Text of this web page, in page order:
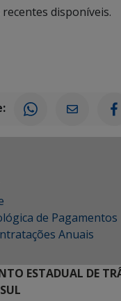
disponíveis.
de Pagamentos
Anuais
ESTADUAL DE